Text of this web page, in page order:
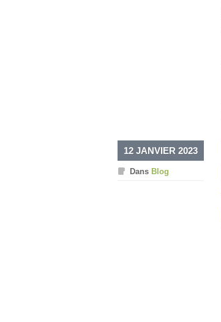
12 JANVIER 2023
Dans Blog